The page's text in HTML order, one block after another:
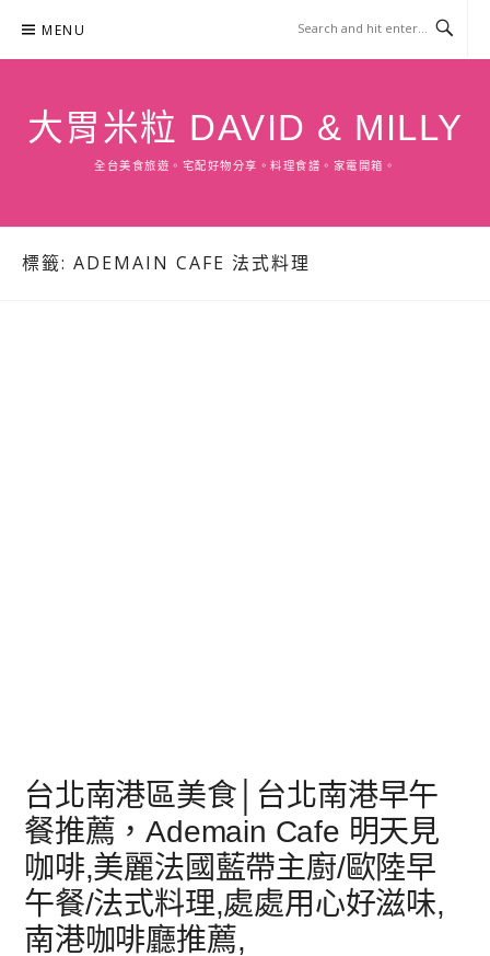
content
MENU
大胃米粒 DAVID & MILLY
全台美食旅遊。宅配好物分享。料理食譜。家電開箱。
標籤: ADEMAIN CAFE 法式料理
台北南港區美食│台北南港早午
餐推薦，Ademain Cafe 明天見
咖啡,美麗法國藍帶主廚/歐陸早
午餐/法式料理,處處用心好滋味,
南港咖啡廳推薦,